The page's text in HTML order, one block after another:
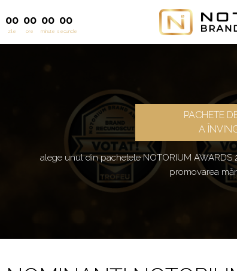
00
zile
00
ore
00
minute
00
secunde
PACHETE
A
alege unul din pachetele NOTORIUM AWARDS
promovarea